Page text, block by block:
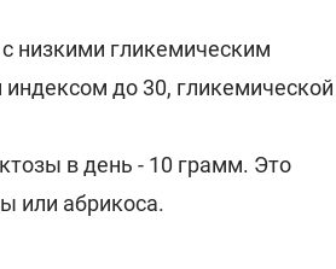
низкими гликемическим
до 30, гликемической
в день - 10 грамм. Это
или абрикоса.